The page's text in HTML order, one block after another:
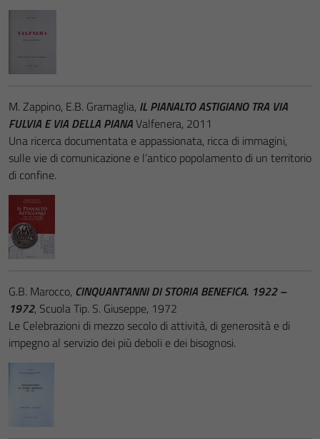
M. Zappino, E.B. Gramaglia, IL PIANALTO ASTIGIANO TRA VIA
FULVIA E VIA DELLA PIANAValfenera, 2011
Una ricerca documentata e appassionata, ricca di immagini,
sulle vie di comunicazione e l’antico popolamento di un territorio
di confine.
G.B. Marocco, CINQUANT’ANNI DI STORIA BENEFICA. 1922 –
1972, Scuola Tip. S. Giuseppe, 1972
Le Celebrazioni di mezzo secolo di attività, di generosità e di
impegno al servizio dei più deboli e dei bisognosi.